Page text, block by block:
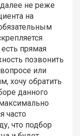
не реже
на
прямая
позвонить
или
хочу обратить
данного
часто
что подбор